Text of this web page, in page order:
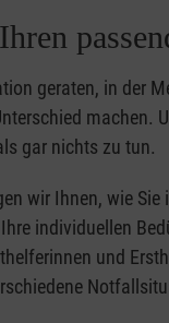
geraten, in der
machen.
gar nichts zu tun.
wir Ihnen, wie
individuellen
und